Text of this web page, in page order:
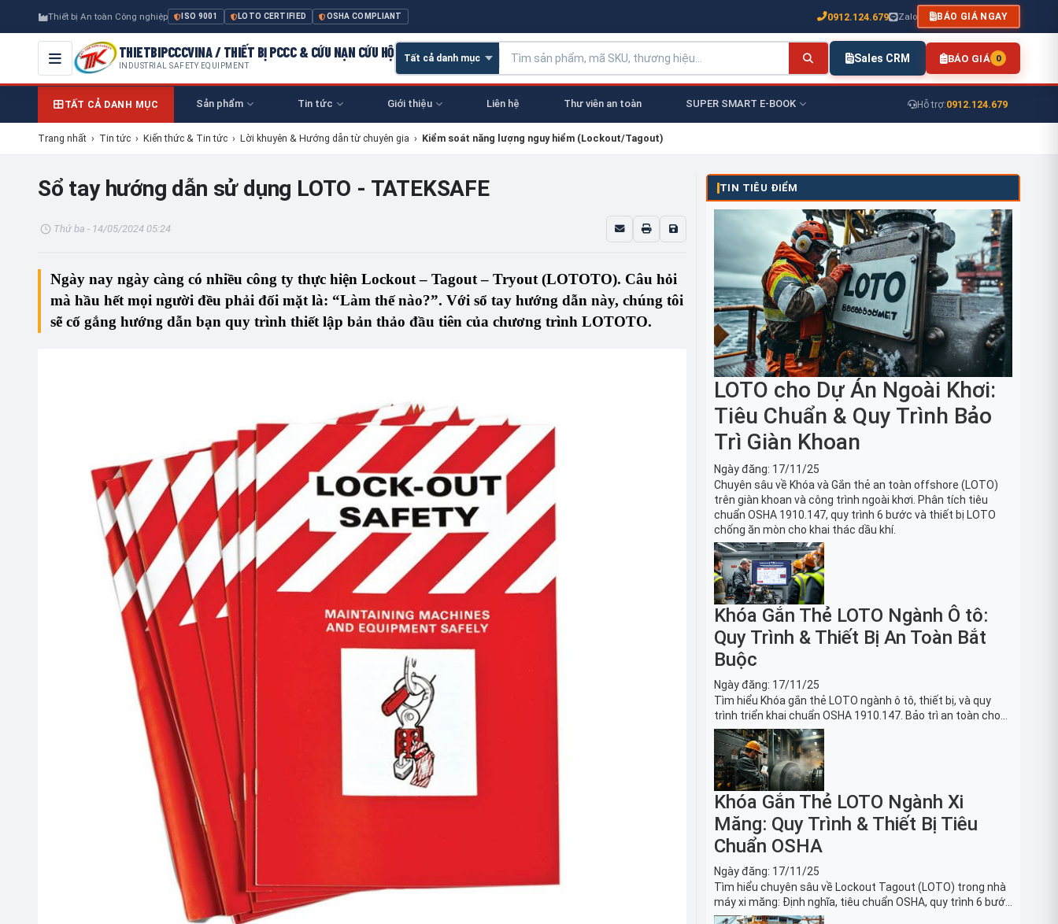
Thiết bị An toàn Công nghiệp ISO 9001 LOTO CERTIFIED OSHA COMPLIANT 0912.124.679 Zalo BÁO GIÁ NGAY
THIETBIPCCCVINA / THIẾT BỊ PCCC & CỨU NẠN CỨU HỘ
INDUSTRIAL SAFETY EQUIPMENT
Sales CRM BÁO GIÁ 0
TẤT CẢ DANH MỤC Sản phẩm Tin tức Giới thiệu Liên hệ Thư viên an toàn SUPER SMART E-BOOK Hỗ trợ:0912.124.679
Trang nhất › Tin tức › Kiến thức & Tin tức › Lời khuyên & Hướng dẫn từ chuyên gia › Kiểm soát năng lượng nguy hiểm (Lockout/Tagout)
Sổ tay hướng dẫn sử dụng LOTO - TATEKSAFE
Thứ ba - 14/05/2024 05:24
Ngày nay ngày càng có nhiều công ty thực hiện Lockout– Tagout– Tryout (LOTOTO). Câu hỏi
mà hầu hết mọi người đều phải đối mặt là: “Làm thế nào?”. Với sổ tay hướng dẫn này, chúng tôi
sẽ cố gắng hướng dẫn bạn quy trình thiết lập bản thảo đầu tiên của chương trình LOTOTO.
TIN TIÊU ĐIỂM
LOTO cho Dự Án Ngoài Khơi:
Tiêu Chuẩn & Quy Trình Bảo
Trì Giàn Khoan
Ngày đăng: 17/11/25
Chuyên sâu về Khóa và Gắn thẻ an toàn offshore (LOTO)
trên giàn khoan và công trình ngoài khơi. Phân tích tiêu
chuẩn OSHA 1910.147, quy trình 6 bước và thiết bị LOTO
chống ăn mòn cho khai thác dầu khí.
Khóa Gắn Thẻ LOTO Ngành Ô tô:
Quy Trình & Thiết Bị An Toàn Bắt
Buộc
Ngày đăng: 17/11/25
Tìm hiểu Khóa gắn thẻ LOTO ngành ô tô, thiết bị, và quy
trình triển khai chuẩn OSHA 1910.147. Bảo trì an toàn cho
robot, băng tải sản xuất ô tô và dây chuyền lắp ráp xe hơi.
Khóa Gắn Thẻ LOTO Ngành Xi
Măng: Quy Trình & Thiết Bị Tiêu
Chuẩn OSHA
Ngày đăng: 17/11/25
Tìm hiểu chuyên sâu về Lockout Tagout (LOTO) trong nhà
máy xi măng: Định nghĩa, tiêu chuẩn OSHA, quy trình 6 bước
và danh sách thiết bị LOTO thiết yếu. Giải pháp bảo trì lò